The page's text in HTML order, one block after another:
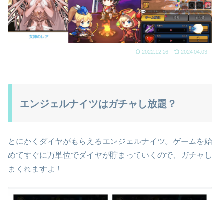
2022.12.26 2024.04.03
エンジェルナイツはガチャし放題？
とにかくダイヤがもらえるエンジェルナイツ。ゲームを始
めてすぐに万単位でダイヤが貯まっていくので、ガチャし
まくれますよ！